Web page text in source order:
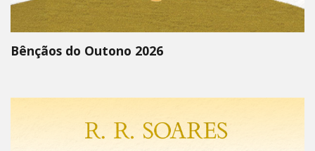
Bênçãos do Outono 2026